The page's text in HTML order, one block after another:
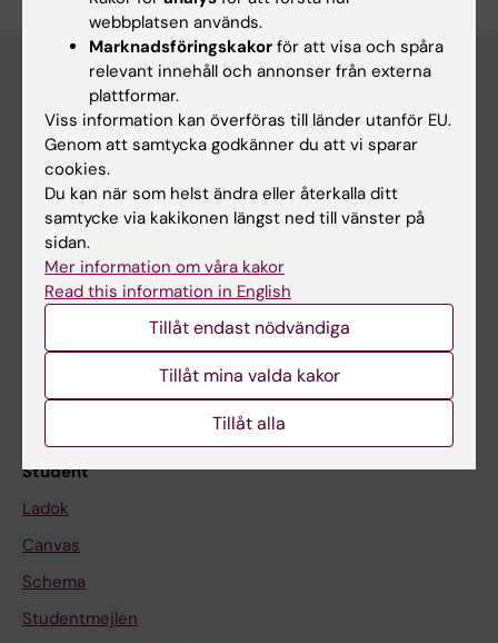
Huvudmeny
Utbildning
Forskarutbildning
Forskning
Om KI
Student
Ladok
Canvas
Schema
Studentmejlen
webbplatsen används.
Marknadsföringskakor för att visa och spåra
relevant innehåll och annonser från externa
plattformar.
Viss information kan överföras till länder utanför EU.
Genom att samtycka godkänner du att vi sparar
cookies.
Du kan när som helst ändra eller återkalla ditt
samtycke via kakikonen längst ned till vänster på
sidan.
Mer information om våra kakor
Read this information in English
Tillåt endast nödvändiga
Tillåt mina valda kakor
Tillåt alla